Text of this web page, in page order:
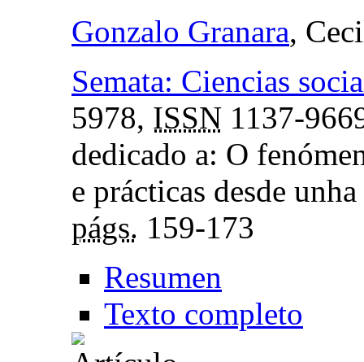
Gonzalo Granara,
Semata: Ciencias
5978, ISSN 1137-
dedicado a: O
e prácticas desde
págs. 159-173
Resumen
Texto completo